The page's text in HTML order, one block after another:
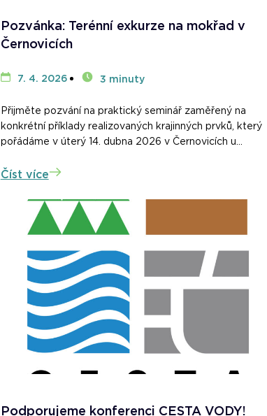
Pozvánka: Terénní exkurze na mokřad v
Černovicích
7. 4. 2026 3 minuty
Přijměte pozvání na praktický seminář zaměřený na
konkrétní příklady realizovaných krajinných prvků, který
pořádáme v úterý 14. dubna 2026 v Černovicích u...
Číst více
Podporujeme konferenci CESTA VODY!